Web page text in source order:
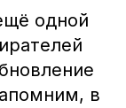
одной
в